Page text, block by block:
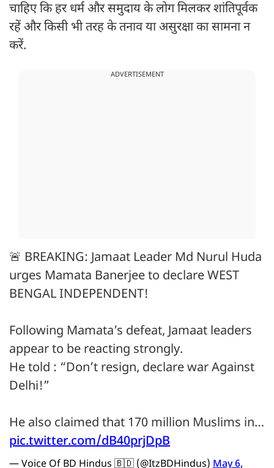
चाहिए कि हर धर्म और समुदाय के लोग मिलकर शांतिपूर्वक
रहें और किसी भी तरह के तनाव या असुरक्षा का सामना न
करें.
ADVERTISEMENT
🚨 BREAKING: Jamaat Leader Md Nurul Huda
urges Mamata Banerjee to declare WEST
BENGAL INDEPENDENT!
Following Mamata’s defeat, Jamaat leaders
appear to be reacting strongly.
He told : “Don’t resign, declare war Against
Delhi!”
He also claimed that 170 million Muslims in…
pic.twitter.com/dB40prjDpB
— Voice Of BD Hindus 🇧🇩 (@ItzBDHindus) May 6,